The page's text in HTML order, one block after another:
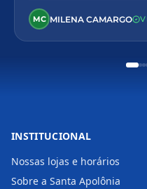
MC MILENA CAMARGO
INSTITUCIONAL
Nossas lojas e horários
Sobre a Santa Apolônia